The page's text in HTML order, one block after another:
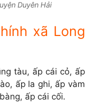
Duyên Hải
xã Long
tàu, ấp cái cỏ, ấp
ấp la ghi, ấp vàm
ấp cái cối.